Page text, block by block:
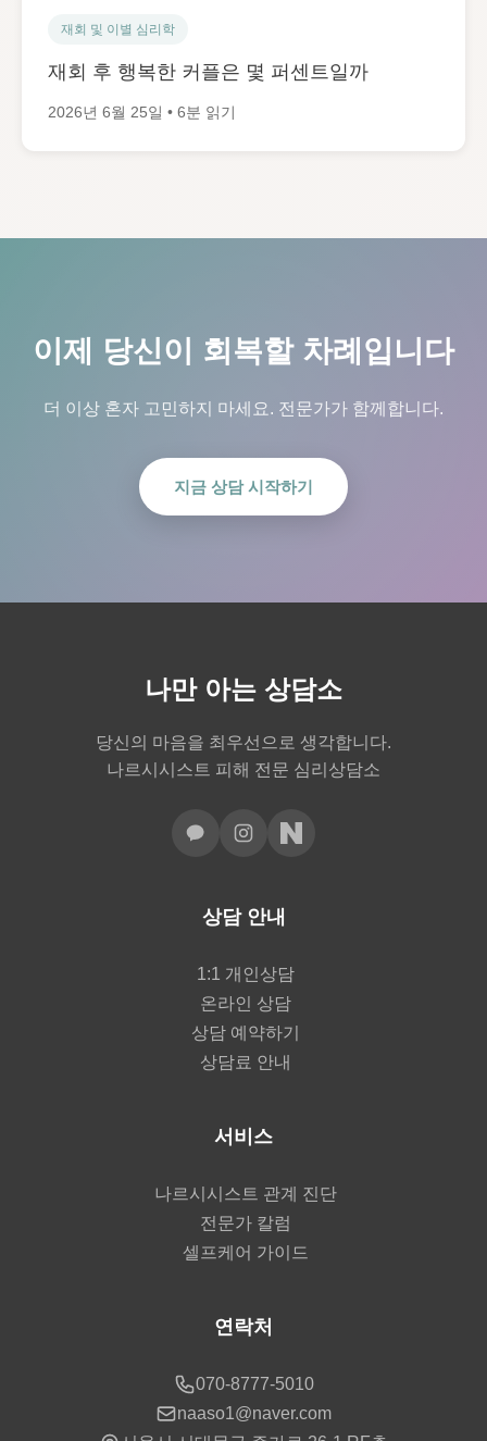
재회 및 이별 심리학
재회 후 행복한 커플은 몇 퍼센트일까
2026년 6월 25일 • 6분 읽기
이제 당신이 회복할 차례입니다
더 이상 혼자 고민하지 마세요. 전문가가 함께합니다.
지금 상담 시작하기
나만 아는 상담소
당신의 마음을 최우선으로 생각합니다.
나르시시스트 피해 전문 심리상담소
상담 안내
1:1 개인상담
온라인 상담
상담 예약하기
상담료 안내
서비스
나르시시스트 관계 진단
전문가 칼럼
셀프케어 가이드
연락처
070-8777-5010
naaso1@naver.com